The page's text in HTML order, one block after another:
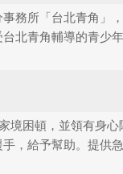
事務所「台北青角」
北青角輔導的青少
境困頓，並領有身心
，給予幫助。提供